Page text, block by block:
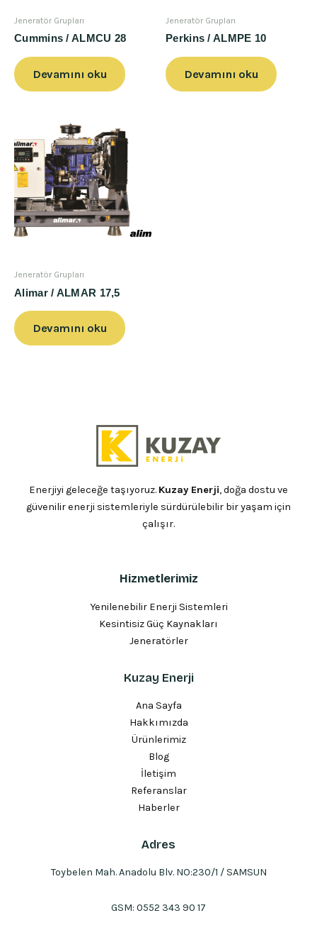
Jeneratör Grupları
Cummins / ALMCU 28
Devamını oku
Jeneratör Grupları
Perkins / ALMPE 10
Devamını oku
Jeneratör Grupları
Alimar / ALMAR 17,5
Devamını oku
Enerjiyi geleceğe taşıyoruz. Kuzay Enerji, doğa dostu ve
güvenilir enerji sistemleriyle sürdürülebilir bir yaşam için
çalışır.
Hizmetlerimiz
Yenilenebilir Enerji Sistemleri
Kesintisiz Güç Kaynakları
Jeneratörler
Kuzay Enerji
Ana Sayfa
Hakkımızda
Ürünlerimiz
Blog
İletişim
Referanslar
Haberler
Adres
Toybelen Mah. Anadolu Blv. NO:230/1 / SAMSUN
GSM: 0552 343 90 17